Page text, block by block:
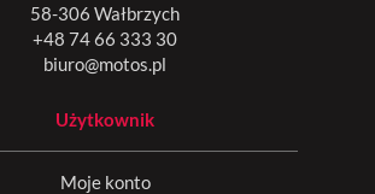
58-306 Wałbrzych
+48 74 66 333 30
biuro@motos.pl
Użytkownik
Moje konto